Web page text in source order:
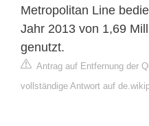
Metropolitan Line
Jahr 2013 von 1,69
genutzt.
Antrag auf Entfernung der
vollständige Antwort auf